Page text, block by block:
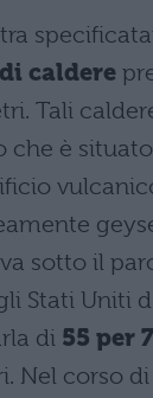
caldere
Tali
che è
sotto il
Stati Uniti
di 55 per
Nel corso